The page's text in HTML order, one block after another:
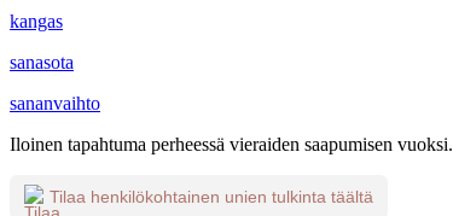
kangas
sanasota
sananvaihto
Iloinen tapahtuma perheessä vieraiden saapumisen vuoksi.
Tilaa henkilökohtainen unien tulkinta täältä